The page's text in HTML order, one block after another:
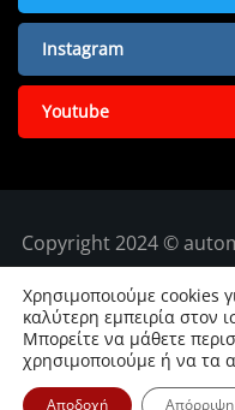
Instagram
Youtube
Copyright 2024 ©
Χρησιμοποιούμε cookies
καλύτερη εμπειρία στον
Μπορείτε να μάθετε
χρησιμοποιούμε ή να τα
Αποδοχή Απόρριψη